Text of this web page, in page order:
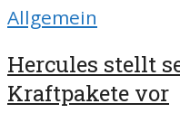
Allgemein
Hercules stellt
Kraftpakete vor